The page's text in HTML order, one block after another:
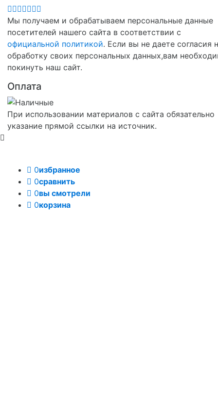
Мы получаем и обрабатываем персональные данные
посетителей нашего сайта в соответствии с
официальной политикой. Если вы не даете согласия
обработку своих персональных данных,вам
покинуть наш сайт.
Оплата
При использовании материалов с сайта обязательно
указание прямой ссылки на источник.
0избранное
0сравнить
0вы смотрели
0корзина
Задать вопрос